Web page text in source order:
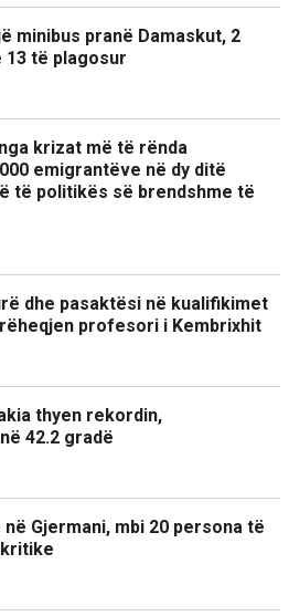
minibus pranë Damaskut, 2
13 të plagosur
krizat më të rënda
emigrantëve në dy ditë
të politikës së brendshme të
dhe pasaktësi në kualifikimet
profesori i Kembrixhit
thyen rekordin,
42.2 gradë
Gjermani, mbi 20 persona të